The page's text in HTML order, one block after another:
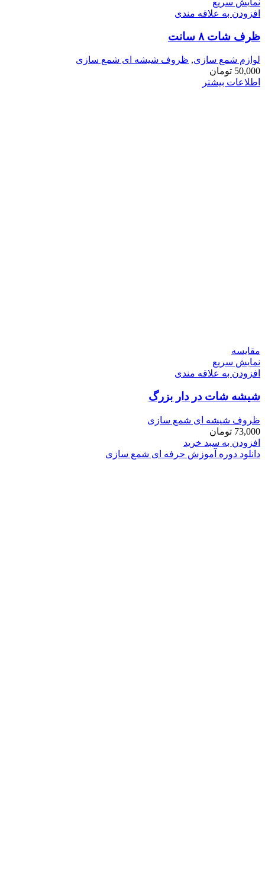
نمایش سریع
افزودن به علاقه مندی
ظرف شات ۸ سانت
لوازم شمع سازی, ظروف شیشه ای شمع سازی
50,000 تومان
اطلاعات بیشتر
مقايسه
نمایش سریع
افزودن به علاقه مندی
شیشه شات در دار بزرگ
ظروف شیشه ای شمع سازی
73,000 تومان
افزودن به سبد خرید
دانلود دوره آموزش حرفه ای شمع سازی